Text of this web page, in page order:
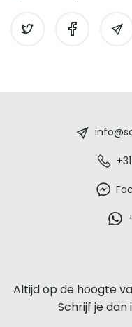
voor
iedere
Altijd op de hoogte
Schrijf je dan